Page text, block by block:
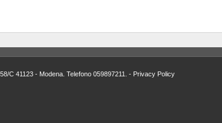
C 41123 - Modena. Telefono 059897211. - Privacy Policy